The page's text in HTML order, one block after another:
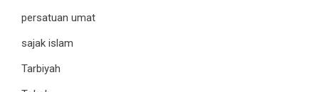
persatuan umat
sajak islam
Tarbiyah